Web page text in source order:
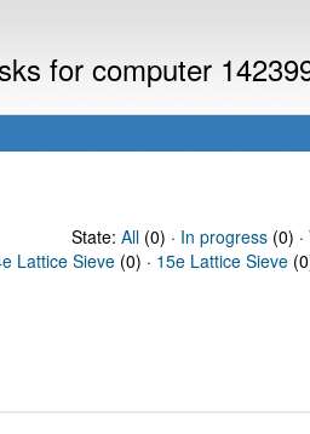
for computer
State: All(0) · In progress(0) ·
Lattice Sieve (0) · 15e Lattice Sieve